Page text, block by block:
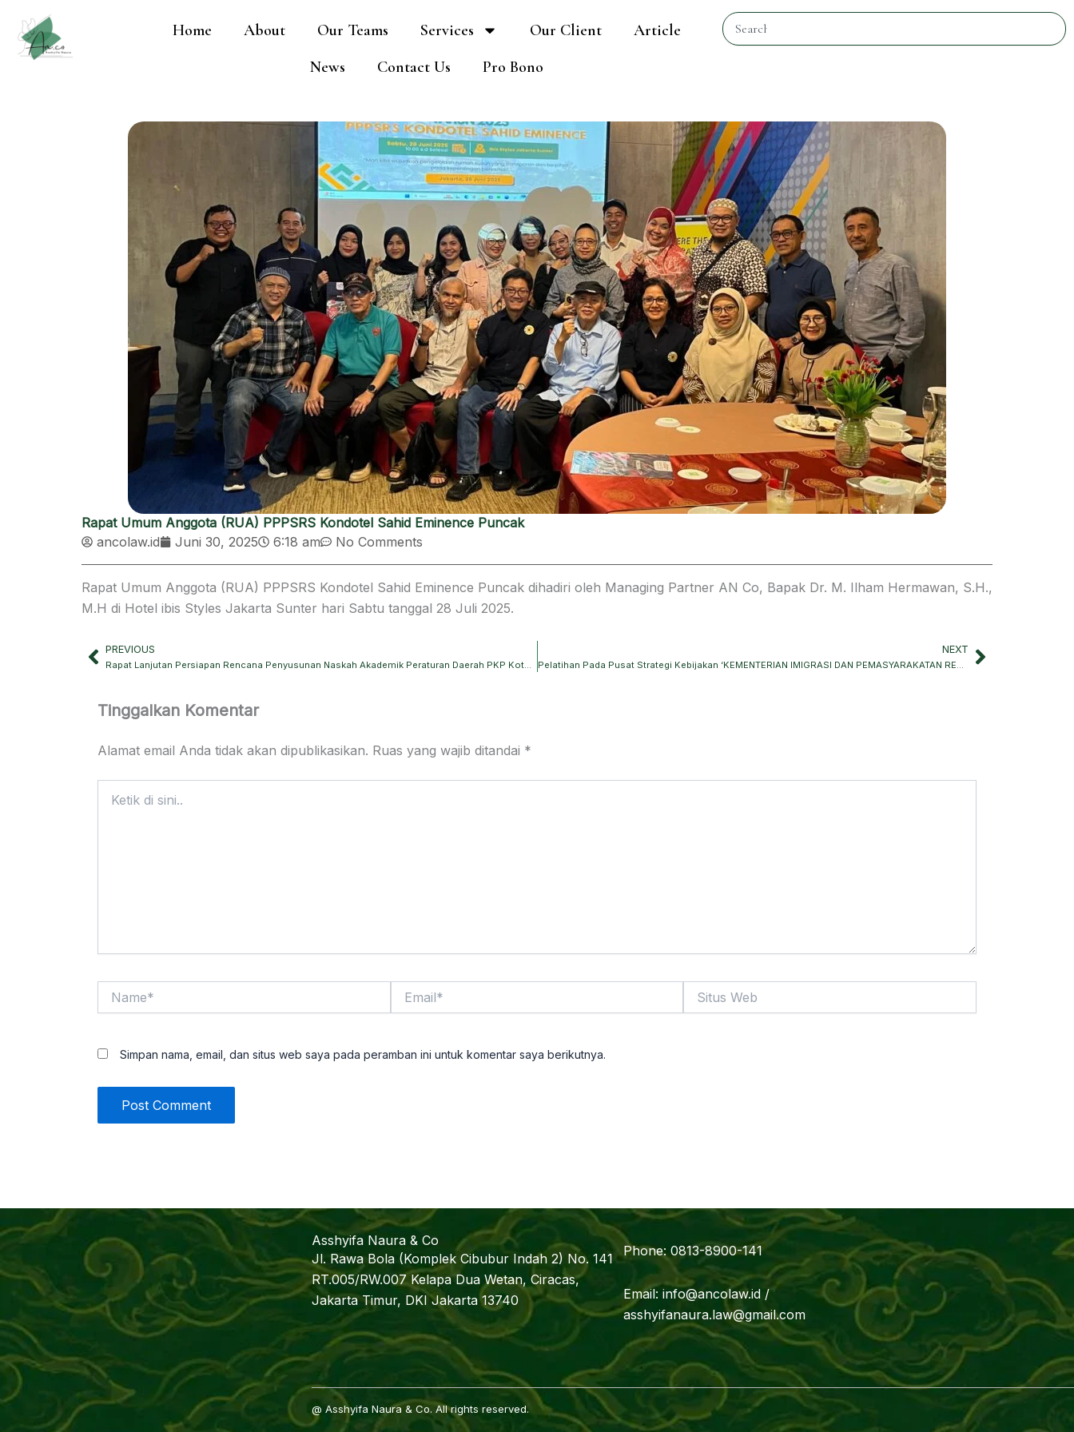
konten
Home About Our Teams Services Our Client
Article
News
Contact Us Pro Bono
Search
Rapat Umum Anggota (RUA) PPPSRS Kondotel Sahid Eminence Puncak
ancolaw.id
Juni 30, 2025 6:18 am No Comments
Rapat Umum Anggota (RUA) PPPSRS Kondotel Sahid Eminence Puncak dihadiri oleh Managing Partner AN Co, Bapak Dr. M. Ilham Hermawan, S.H.,
M.H di Hotel ibis Styles Jakarta Sunter hari Sabtu tanggal 28 Juli 2025.
Prev
PREVIOUS
Rapat Lanjutan Persiapan Rencana Penyusunan Naskah Akademik Peraturan Daerah PKP Kota Tangerang
NEXT
Pelatihan Pada Pusat Strategi Kebijakan ‘KEMENTERIAN IMIGRASI DAN PEMASYARAKATAN REPUBLIK INDONESIA’ Next
Tinggalkan Komentar
Alamat email Anda tidak akan dipublikasikan. Ruas yang wajib ditandai *
Web
Simpan nama, email, dan situs web saya pada peramban ini untuk komentar saya berikutnya.
Asshyifa Naura & Co
Jl. Rawa Bola (Komplek Cibubur Indah 2) No. 141
RT.005/RW.007 Kelapa Dua Wetan, Ciracas,
Jakarta Timur, DKI Jakarta 13740
Phone: 0813-8900-141
Email: info@ancolaw.id /
asshyifanaura.law@gmail.com
@ Asshyifa Naura & Co. All rights reserved.